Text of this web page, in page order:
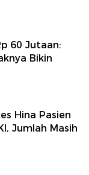
60 Jutaan:
Bikin
Hina Pasien
Jumlah Masih